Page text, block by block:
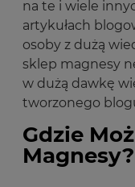
na te i wiele
artykułach
osoby z dużą
sklep magnesy
w dużą dawkę
tworzonego
Gdzie